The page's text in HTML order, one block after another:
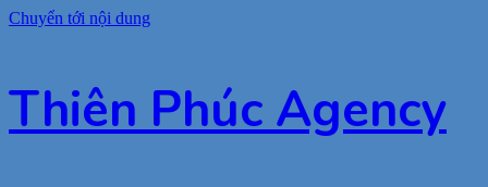
Chuyển tới nội dung
Thiên Phúc Agency